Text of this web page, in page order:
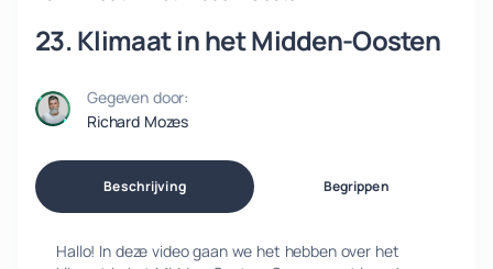
23. Klimaat in het Midden-Oosten
Gegeven door:
Richard Mozes
Beschrijving Begrippen
Hallo! In deze video gaan we het hebben over het